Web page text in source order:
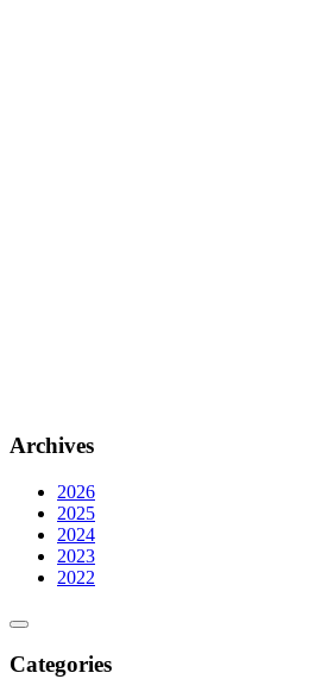
Archives
2026
2025
2024
2023
2022
Categories